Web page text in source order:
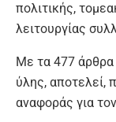
πολιτικής,
λειτουργίας
Με τα 477 άρθρα
ύλης, αποτελεί,
αναφοράς για